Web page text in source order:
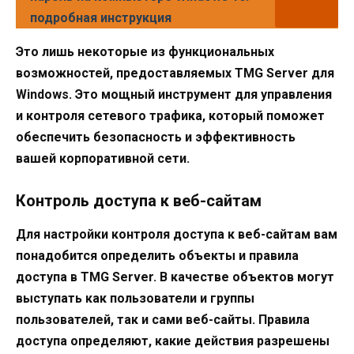
подробная инструкция
Это лишь некоторые из функциональных
возможностей, предоставляемых TMG Server для
Windows. Это мощный инструмент для управления
и контроля сетевого трафика, который поможет
обеспечить безопасность и эффективность
вашей корпоративной сети.
Контроль доступа к веб-сайтам
Для настройки контроля доступа к веб-сайтам вам
понадобится определить объекты и правила
доступа в TMG Server. В качестве объектов могут
выступать как пользователи и группы
пользователей, так и сами веб-сайты. Правила
доступа определяют, какие действия разрешены